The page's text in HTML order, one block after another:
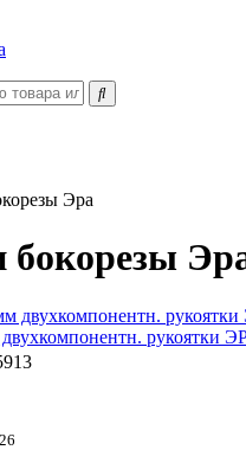
Эра
бокорезы
рукоятки